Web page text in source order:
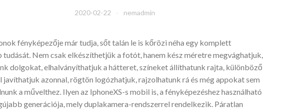
2020-02-22 nemadmin
fényképezője már tudja, sőt talán le is kőrözi néha egy komplett
tudását. Nem csak elkészíthetjük a fotót, hanem kész méretre megvághatjuk,
dolgokat, elhalványíthatjuk a hátteret, színeket állíthatunk rajta, különböző
azonnal, rögtön logózhatjuk, rajzolhatunk rá és még appokat sem
a művelthez. Ilyen az IphoneXS-s mobil is, a fényképezéshez használható
generációja, mely duplakamera-rendszerrel rendelkezik. Páratlan